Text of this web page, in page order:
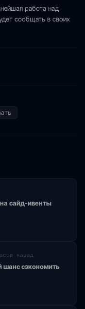
работа над
сообщать в своих
сайд-ивенты
назад
шанс сэкономить